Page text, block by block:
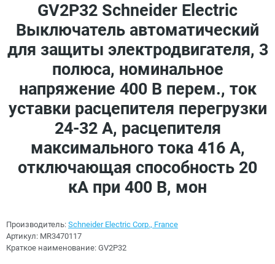
GV2P32 Schneider Electric
Выключатель автоматический
для защиты электродвигателя, 3
полюса, номинальное
напряжение 400 В перем., ток
уставки расцепителя перегрузки
24-32 А, расцепителя
максимального тока 416 А,
отключающая способность 20
кА при 400 В, мон
Производитель: Schneider Electric Corp., France
Артикул: MR3470117
Краткое наименование: GV2P32